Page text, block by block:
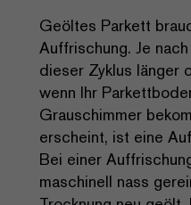
Geöltes Parkett
Auffrischung. Je
dieser Zyklus länger
wenn Ihr
Grauschimmer
erscheint, ist eine
Bei einer
maschinell nass